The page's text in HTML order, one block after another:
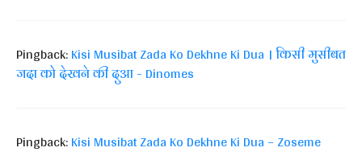
Pingback:Kisi Musibat Zada Ko Dekhne Ki Dua । किसी मुसीबत
जदा को देखने की दुआ - Dinomes
Pingback:Kisi Musibat Zada Ko Dekhne Ki Dua – Zoseme